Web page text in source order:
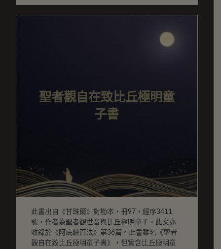
聖者觀自在致比丘極明童
子書
此書出自《甘珠爾》對勘本，冊97，經序3411
號，作者為聖者觀世音與比丘極明童子，此文亦
收錄於《阿底峽百法》第36篇。此書雖名《聖者
觀自在致比丘極明童子書》，但實含比丘極明童